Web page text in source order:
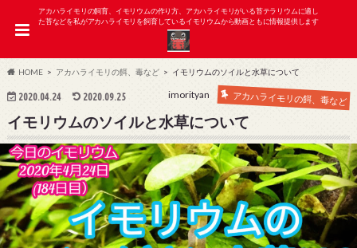
アカハライモリの飼育、イモリウムの作り方、アカハライモリがいる苔テラリウムに適し
た苔などを私がアカハライモリを飼育しているイモリウムから動画ともに情報提供します
HOME アカハライモリの餌、毒など イモリウムのソイルと水草について
2020.04.24 2020.09.25 アカハライモリの餌、毒など
imorityan
イモリウムのソイルと水草について